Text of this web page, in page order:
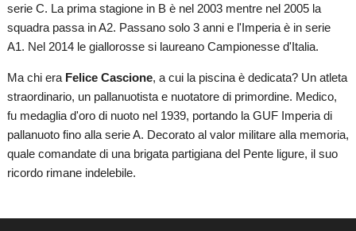
serie C. La prima stagione in B è nel 2003 mentre nel 2005 la
squadra passa in A2. Passano solo 3 anni e l'Imperia è in serie
A1. Nel 2014 le giallorosse si laureano Campionesse d'Italia.
Ma chi era Felice Cascione, a cui la piscina è dedicata? Un atleta
straordinario, un pallanuotista e nuotatore di primordine. Medico,
fu medaglia d'oro di nuoto nel 1939, portando la GUF Imperia di
pallanuoto fino alla serie A. Decorato al valor militare alla memoria,
quale comandate di una brigata partigiana del Pente ligure, il suo
ricordo rimane indelebile.